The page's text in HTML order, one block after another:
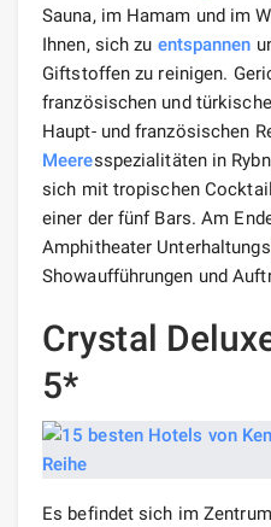
Sauna, im Hamam und im
Ihnen, sich zu entspannen
Giftstoffen zu reinigen.
französischen und
Haupt- und französischen
Meeresspezialitäten in
sich mit tropischen
einer der fünf Bars. Am
Amphitheater Unterhaltungs
Showaufführungen und
Crystal
5*
Es befindet sich im